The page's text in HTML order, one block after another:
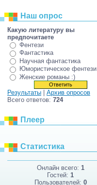
Наш опрос
Какую литературу вы
предпочитаете
Фентези
Фантастика
Научная фантастика
Юмористическое фентези
Женские романы :)
Результаты
Архив опросов
Всего ответов: 724
Плеер
Статистика
Онлайн всего: 1
Гостей: 1
Пользователей: 0